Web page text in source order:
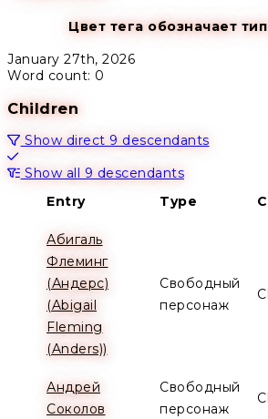
Цвет тега обозначает
January 27th, 2026
Word count: 0
Children
Show direct 9 descendants
Show all 9 descendants
Entry
Type
Абигаль
Флеминг
(Андерс)
(Abigail
Fleming
(Anders))
Свободный
персонаж
Андрей
Соколов
Свободный
персонаж